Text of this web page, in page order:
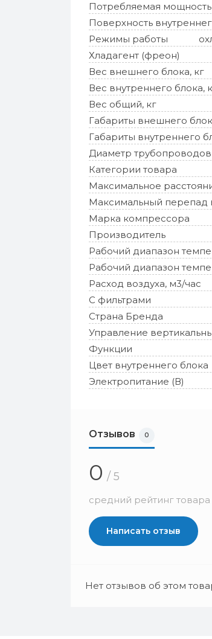
Потребляемая мощность
Поверхность
Режимы работы
Хладагент (фреон)
Вес внешнего блока, кг
Вес внутреннего блока,
Вес общий, кг
Габариты внешнего
Габариты внутреннего
Диаметр трубопроводов
Категории товара
Максимальное
Максимальный перепад
Марка компрессора
Производитель
Рабочий диапазон
Рабочий диапазон
Расход воздуха, м3/час
С фильтрами
Страна Бренда
Управление
Функции
Цвет внутреннего блока
Электропитание (В)
Отзывов 0
0 / 5
средний рейтинг товара
Написать отзыв
Нет отзывов об этом